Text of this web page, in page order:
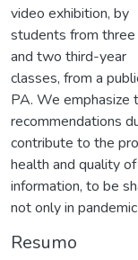
video exhibition, by
students from three
and two third-year
classes, from a
PA. We emphasize
recommendations
contribute to the
health and quality
information, to be
not only in
Resumo